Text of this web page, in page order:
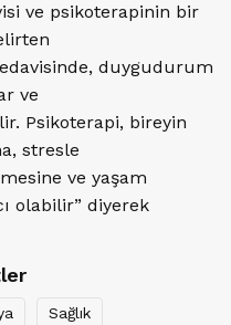
ve psikoterapinin bir
duygudurum
ve
Psikoterapi, bireyin
stresle
ve yaşam
olabilir” diyerek
Sağlık